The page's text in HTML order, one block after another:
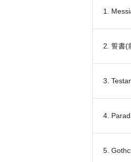
1.
2. 誓書(
3.
4.
5.